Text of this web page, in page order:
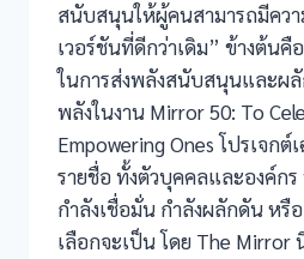
สนับสนุนให้ผู้คนสามารถมีควา
เวอร์ชันที่ดีกว่าเดิม” ข้างต้นคื
ในการส่งพลังสนับสนุนและผ
พลังในงาน Mirror 50: To
Empowering Ones โปรเจก
รายชื่อ ทั้งตัวบุคคลและองค์กร
กำลังเชื่อมั่น กำลังผลักดัน หรือ
เลือกจะเป็น โดย The